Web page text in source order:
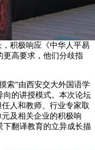
积极响应《中华人平易
更高要求，他们分歧指
”由西安交大外国语学
向的讲授模式。本次论坛
人和教师、行业专家取
及相关企业的积极响
下翻译教育的立异成长描